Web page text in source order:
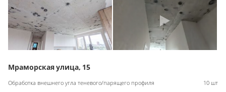
Мраморская улица, 15
Обработка внешнего угла теневого/парящего профиля
10 шт